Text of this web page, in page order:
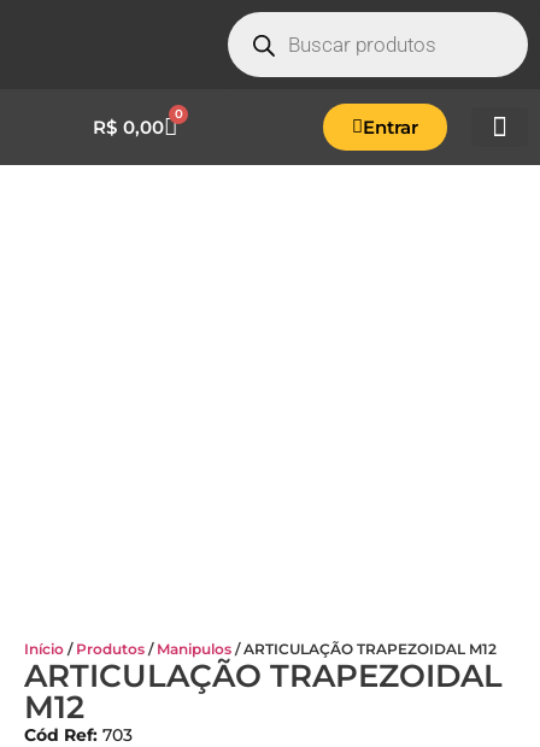
R$ 0,00
0
Entrar
Início / Produtos / Manipulos / ARTICULAÇÃO TRAPEZOIDAL M12
ARTICULAÇÃO TRAPEZOIDAL
M12
Cód Ref: 703